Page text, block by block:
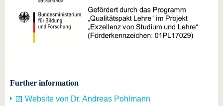
Further information
Website von Dr. Andreas Pohlmann